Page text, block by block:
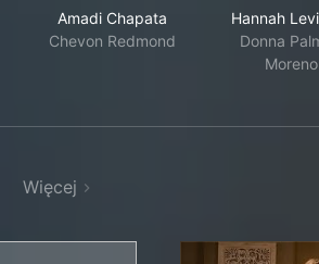
Amadi Chapata
Chevon Redmond
Hannah
Donna
Moreno
Więcej